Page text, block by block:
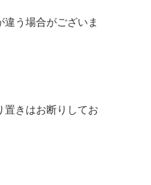
う場合がございま
置きはお断りしてお